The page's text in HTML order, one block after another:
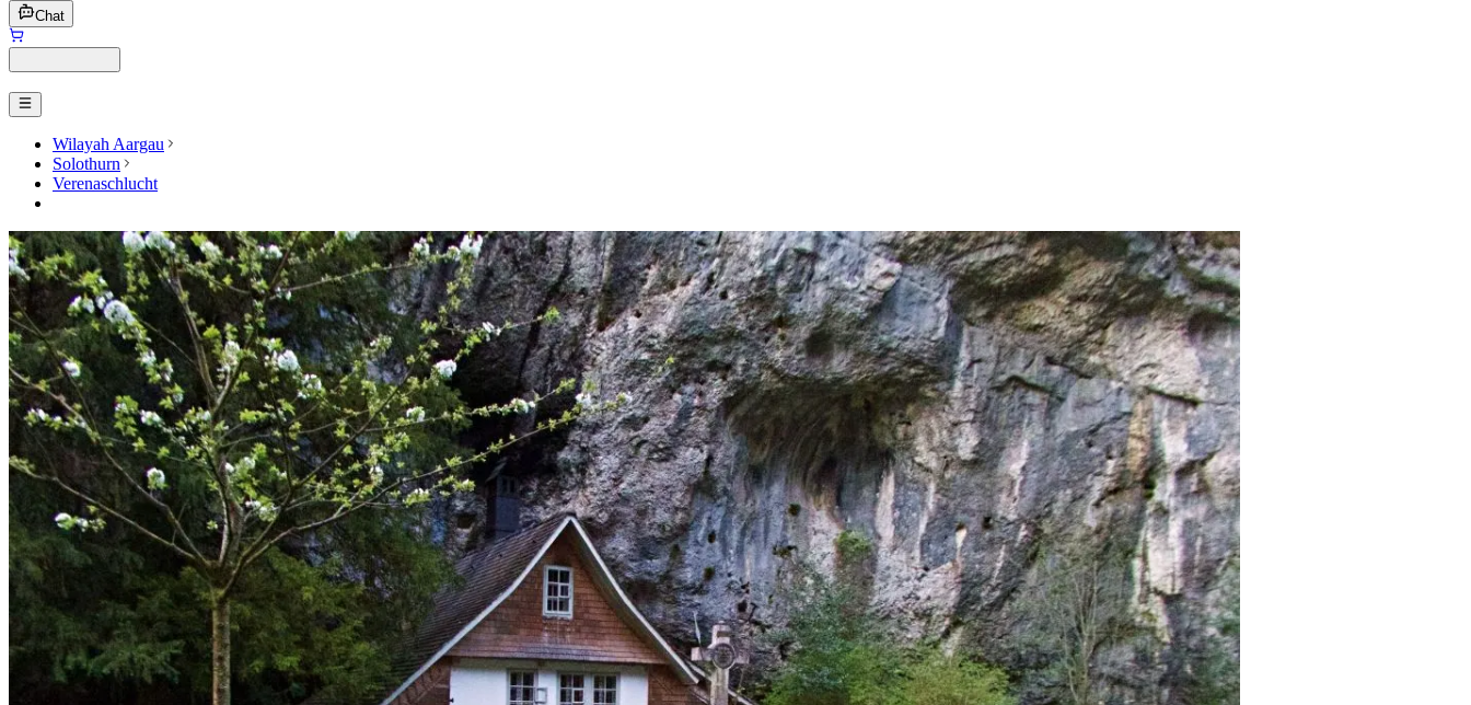
Chat
Wilayah Aargau
Solothurn
Verenaschlucht